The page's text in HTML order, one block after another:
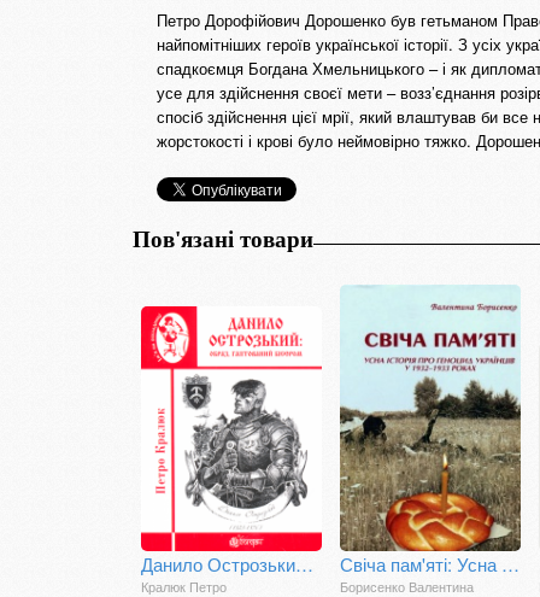
Петро Дорофійович Дорошенко був гетьманом
найпомітніших героїв української історії. З усіх
спадкоємця Богдана Хмельницького – і як
усе для здійснення своєї мети – возз’єднання
спосіб здійснення цієї мрії, який влаштував би
жорстокості і крові було неймовірно тяжко.
Пов'язані товари
Данило Острозький: образ, гаптований бісером
Кралюк Петро
Свіча пам'яті: Усна історія про геноцид українців у 1932-1933 роках
Борисенко Валентина